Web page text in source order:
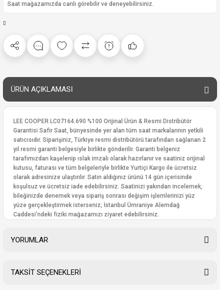
Saat mağazamızda canlı görebilir ve deneyebilirsiniz.
ÜRÜN AÇIKLAMASI
LEE COOPER LC07164.690 %100 Orijinal Ürün & Resmi Distribütör
Garantisi Safir Saat, bünyesinde yer alan tüm saat markalarının yetkili
satıcısıdır. Siparişiniz, Türkiye resmi distribütörü tarafından sağlanan 2
yıl resmi garanti belgesiyle birlikte gönderilir. Garanti belgeniz
tarafımızdan kaşelenip ıslak imzalı olarak hazırlanır ve saatiniz orijinal
kutusu, faturası ve tüm belgeleriyle birlikte Yurtiçi Kargo ile ücretsiz
olarak adresinize ulaştırılır. Satın aldığınız ürünü 14 gün içerisinde
koşulsuz ve ücretsiz iade edebilirsiniz. Saatinizi yakından incelemek,
bileğinizde denemek veya sipariş sonrası değişim işlemlerinizi yüz
yüze gerçekleştirmek isterseniz; İstanbul Ümraniye Alemdağ
Caddesi’ndeki fiziki mağazamızı ziyaret edebilirsiniz.
YORUMLAR
TAKSİT SEÇENEKLERİ